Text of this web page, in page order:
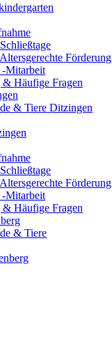
Förderung
-Mitarbeit
Häufige Fragen
& Tiere Ditzingen
Förderung
-Mitarbeit
Häufige Fragen
& Tiere